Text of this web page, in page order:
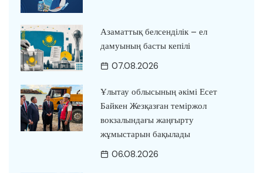
Азаматтық белсенділік – ел
дамуының басты кепілі
07.08.2026
Ұлытау облысының әкімі Есет
Байкен Жезқазған теміржол
вокзалындағы жаңғырту
жұмыстарын бақылады
06.08.2026